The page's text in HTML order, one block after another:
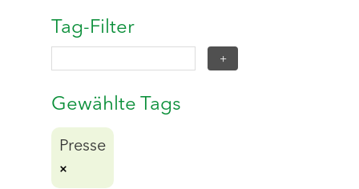
Tag-Filter
Gewählte Tags
Presse